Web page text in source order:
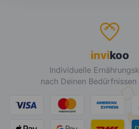
invikoo
Individuelle
nach Deinen Bedürfnissen